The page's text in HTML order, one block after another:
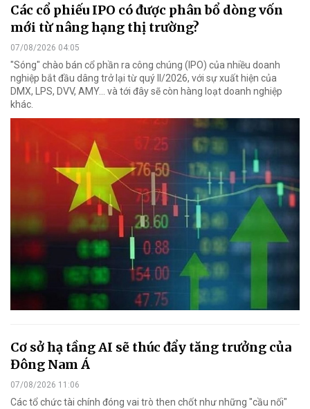
Các cổ phiếu IPO có được phân bổ dòng vốn
mới từ nâng hạng thị trường?
07/08/2026 04:05
"Sóng" chào bán cổ phần ra công chúng (IPO) của nhiều doanh
nghiệp bắt đầu dâng trở lại từ quý II/2026, với sự xuất hiện của
DMX, LPS, DVV, AMY... và tới đây sẽ còn hàng loạt doanh nghiệp
khác.
Cơ sở hạ tầng AI sẽ thúc đẩy tăng trưởng của
Đông Nam Á
07/08/2026 11:06
Các tổ chức tài chính đóng vai trò then chốt như những "cầu nối"